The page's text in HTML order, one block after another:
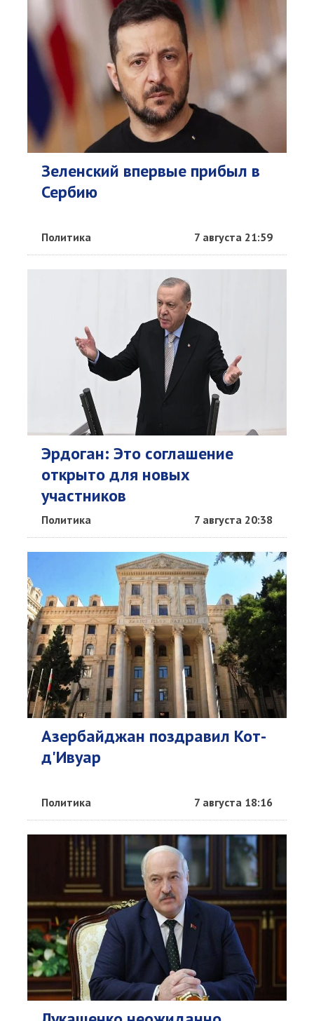
Зеленский впервые прибыл в
Сербию
Политика 7 августа 21:59
Эрдоган: Это соглашение
открыто для новых
участников
Политика 7 августа 20:38
Азербайджан поздравил Кот-
д'Ивуар
Политика 7 августа 18:16